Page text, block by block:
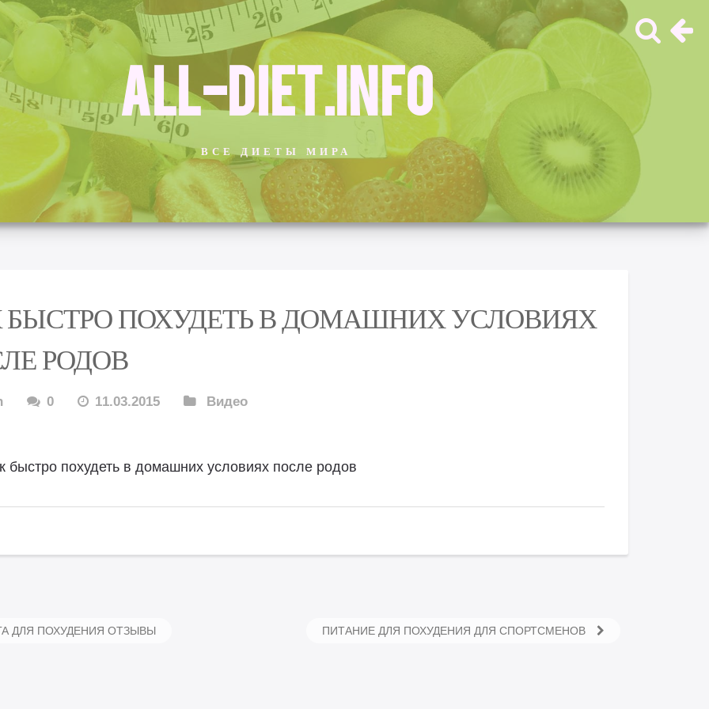
ALL-DIET.INFO
ВСЕ ДИЕТЫ МИРА
БЫСТРО ПОХУДЕТЬ В ДОМАШНИХ УСЛОВИЯХ
РОДОВ
0 11.03.2015 Видео
быстро похудеть в домашних условиях после родов
ДЛЯ ПОХУДЕНИЯ ОТЗЫВЫ ПИТАНИЕ ДЛЯ ПОХУДЕНИЯ ДЛЯ СПОРТСМЕНОВ